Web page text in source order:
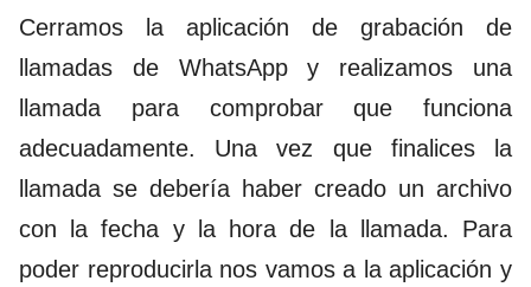
Cerramos la aplicación de grabación de
llamadas de WhatsApp y realizamos una
llamada para comprobar que funciona
adecuadamente. Una vez que finalices la
llamada se debería haber creado un archivo
con la fecha y la hora de la llamada. Para
poder reproducirla nos vamos a la aplicación y